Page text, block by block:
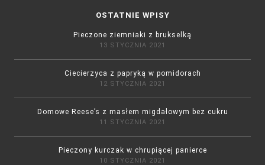
OSTATNIE WPISY
Pieczone ziemniaki z brukselką
13 STYCZNIA 2021
Ciecierzyca z papryką w pomidorach
12 STYCZNIA 2021
Domowe Reese’s z masłem migdałowym bez cukru
11 STYCZNIA 2021
Pieczony kurczak w chrupiącej panierce
10 STYCZNIA 2021